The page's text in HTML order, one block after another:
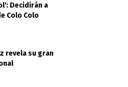
Decidirán a
Colo Colo
revela su gran